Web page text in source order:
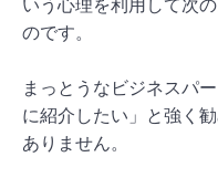
いう心理を利用して次
のです。
まっとうなビジネスパ
に紹介したい」と強く
ありません。